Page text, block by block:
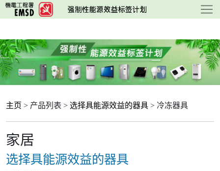
跳
至
要
内
容
主页 > 产品列表 > 选择具能源效益的器具 > 冷冻器具
家居
选择具能源效益的器具